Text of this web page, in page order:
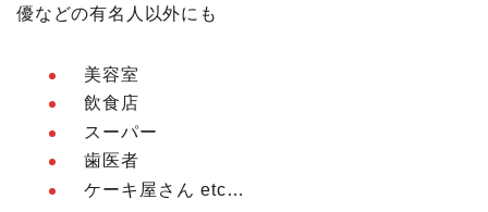
優などの有名人以外にも
美容室
飲食店
スーパー
歯医者
ケーキ屋さん etc…